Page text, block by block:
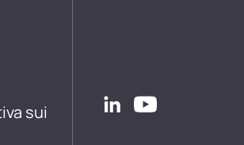
sui